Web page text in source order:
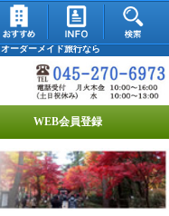
ーダーメイド旅行なら
WEB会員登録